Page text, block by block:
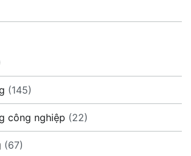
(145)
công nghiệp (22)
(67)